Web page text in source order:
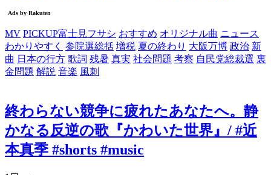
MV PICKUP富士見フサシ おすすめ オリジナル曲 ニュース
わかりやすく 参院選総括 増税 夏の終わり 大阪万博 政治 新
曲 日本の行方 歌詞 残暑 真実 社会問題 考察 自民党総裁選 裏
金問題 解説 音楽 風刺
終わらない競争に疲れたあなたへ。静
かなる反逆の歌『かわいた世界』/ #近
本真季 #shorts #music